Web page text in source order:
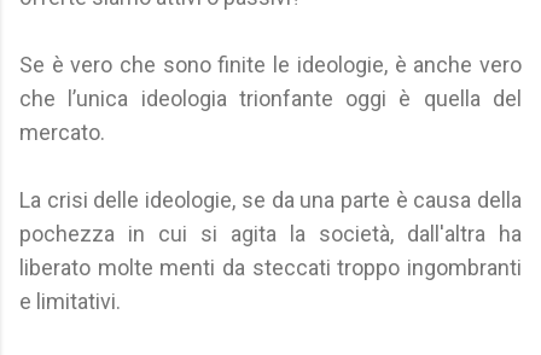
Se è vero che sono finite le ideologie, è anche vero
che l’unica ideologia trionfante oggi è quella del
mercato.
La crisi delle ideologie, se da una parte è causa della
pochezza in cui si agita la società, dall'altra ha
liberato molte menti da steccati troppo ingombranti
e limitativi.